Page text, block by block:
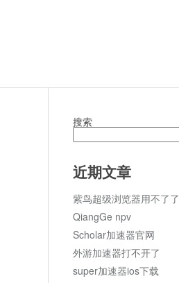
搜索
近期文章
紫鸟超级浏览器用不了了
QiangGe npv
Scholar加速器官网
外游加速器打不开了
super加速器ios下载